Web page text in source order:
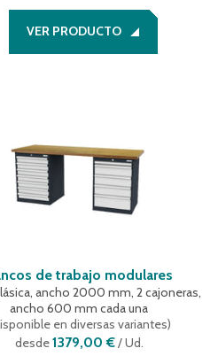
VER PRODUCTO
de trabajo modulares
ancho 2000 mm, 2 cajoneras,
ancho 600 mm cada una
en diversas variantes)
desde1379,00 €/ Ud.